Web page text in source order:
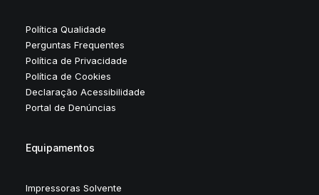
Política Qualidade
Perguntas Frequentes
Política de Privacidade
Política de Cookies
Declaração Acessibilidade
Portal de Denúncias
Equipamentos
Impressoras Solvente